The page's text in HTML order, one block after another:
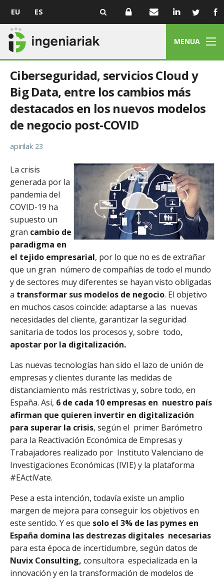
EU ES
MENUA
Ciberseguridad, servicios Cloud y
Big Data, entre los cambios más
destacados en los nuevos modelos
de negocio post-COVID
apirilak 23
La crisis
generada por la
pandemia del
COVID-19 ha
supuesto un
gran cambio de
paradigma en
el tejido empresarial, por lo que no es de extrañar
que un gran número de compañías de todo el mundo
y de sectores muy diferentes se hayan visto obligadas
a transformar sus modelos de negocio. El objetivo
en muchos casos coincide: adaptarse a las nuevas
necesidades del cliente, garantizar la seguridad
sanitaria de todos los procesos y, sobre todo,
apostar por la digitalización.
Las nuevas tecnologías han sido el lazo de unión de
empresas y clientes durante las medidas de
distanciamiento más restrictivas y, sobre todo, en
España. Así, 6 de cada 10 empresas en nuestro país
afirman que quieren invertir en digitalización
para superar la crisis, según el primer Barómetro
para la Reactivación Económica de Empresas y
Trabajadores realizado por Instituto Valenciano de
Investigaciones Económicas (IVIE) y la plataforma
#EActíVate.
Pese a esta intención, todavía existe un amplio
margen de mejora para conseguir los objetivos en
este sentido. Y es que solo el 3% de las pymes en
España domina las destrezas digitales necesarias
para esta época de incertidumbre, según datos de
Nuvix Consulting, consultora especializada en la
innovación y en la transformación de modelos de